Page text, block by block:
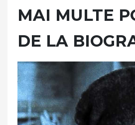
MAI MULTE
DE LA